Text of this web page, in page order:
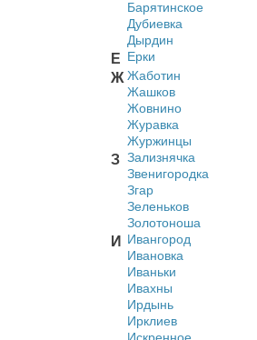
Барятинское
Дубиевка
Дырдин
Е Ерки
Ж Жаботин
Жашков
Жовнино
Журавка
Журжинцы
З Зализнячка
Звенигородка
Згар
Зеленьков
Золотоноша
И
Ивангород
Ивановка
Иваньки
Ивахны
Ирдынь
Ирклиев